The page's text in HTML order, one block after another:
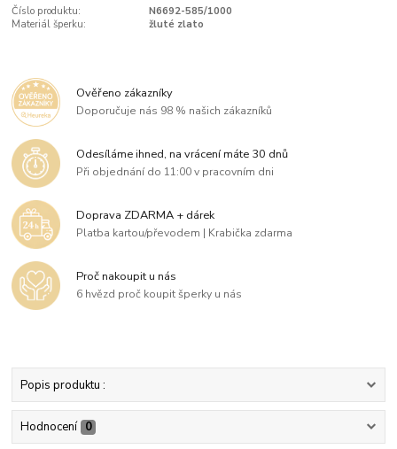
Číslo produktu:
N6692-585/1000
Materiál šperku:
žluté zlato
Ověřeno zákazníky
Doporučuje nás 98 % našich zákazníků
Odesíláme ihned, na vrácení máte 30 dnů
Při objednání do 11:00 v pracovním dni
Doprava ZDARMA + dárek
Platba kartou/převodem | Krabička zdarma
Proč nakoupit u nás
6 hvězd proč koupit šperky u nás
Popis produktu :
Hodnocení 0